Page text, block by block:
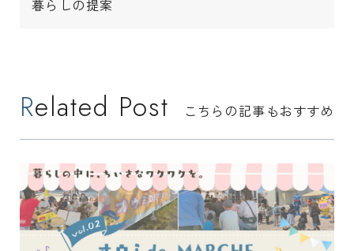
暮らしの提案
Related Post こちらの記事もおすすめ